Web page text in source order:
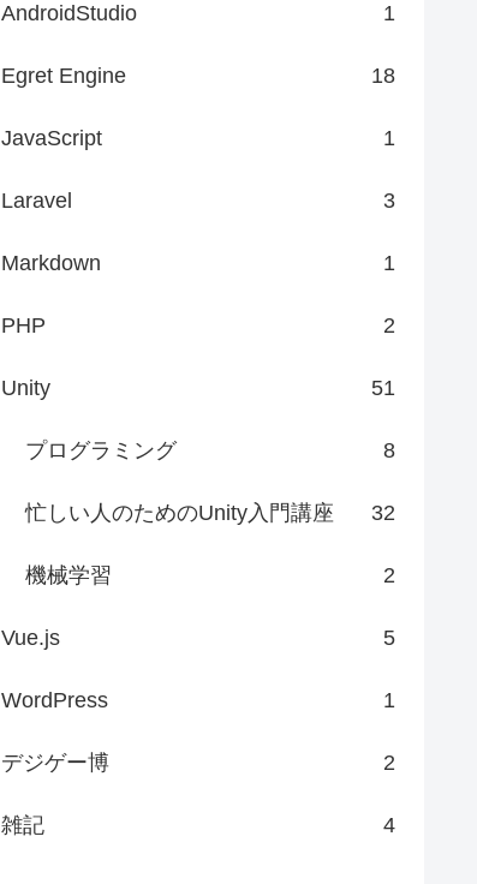
AndroidStudio 1
Egret Engine 18
JavaScript 1
Laravel 3
Markdown 1
PHP 2
Unity 51
プログラミング 8
忙しい人のためのUnity入門講座 32
機械学習 2
Vue.js 5
WordPress 1
デジゲー博 2
雑記 4